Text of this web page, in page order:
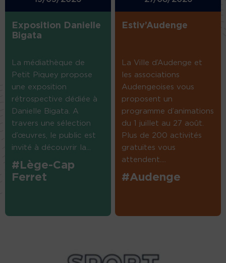
Exposition Danielle
Bigata
La médiathèque de
Petit Piquey propose
une exposition
rétrospective dédiée à
Danielle Bigata. A
travers une sélection
d’œuvres, le public est
invité à découvrir la...
#Lège-Cap
Ferret
Estiv’Audenge
La Ville d’Audenge et
les associations
Audengeoises vous
proposent un
programme d’animations
du 1 juillet au 27 août.
Plus de 200 activités
gratuites vous
attendent....
#Audenge